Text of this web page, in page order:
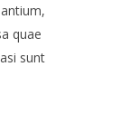
quae
sunt